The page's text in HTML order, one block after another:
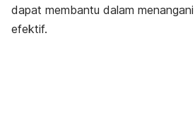
dapat membantu dalam
efektif.